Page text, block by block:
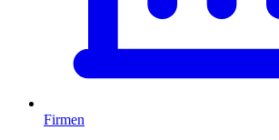
Firmen